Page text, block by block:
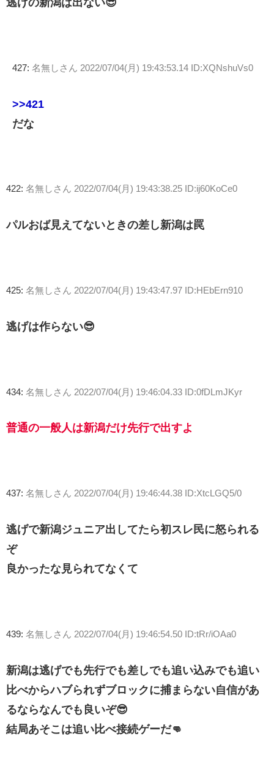
逃げの新潟は出ない😎
427: 名無しさん 2022/07/04(月) 19:43:53.14 ID:XQNshuVs0
>>421
だな
422: 名無しさん 2022/07/04(月) 19:43:38.25 ID:ij60KoCe0
パルおば見えてないときの差し新潟は罠
425: 名無しさん 2022/07/04(月) 19:43:47.97 ID:HEbErn910
逃げは作らない😎
434: 名無しさん 2022/07/04(月) 19:46:04.33 ID:0fDLmJKyr
普通の一般人は新潟だけ先行で出すよ
437: 名無しさん 2022/07/04(月) 19:46:44.38 ID:XtcLGQ5/0
逃げで新潟ジュニア出してたら初スレ民に怒られる
ぞ
良かったな見られてなくて
439: 名無しさん 2022/07/04(月) 19:46:54.50 ID:tRr/iOAa0
新潟は逃げでも先行でも差しでも追い込みでも追い
比べからハブられずブロックに捕まらない自信があ
るならなんでも良いぞ😎
結局あそこは追い比べ接続ゲーだ👊